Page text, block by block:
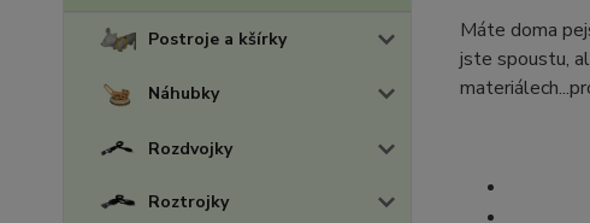
Postroje a kšírky
Náhubky
Rozdvojky
Roztrojky
Máte doma
jste spoustu,